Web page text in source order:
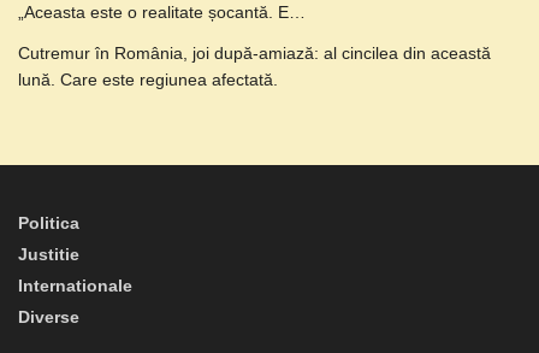
„Aceasta este o realitate șocantă. E…
Cutremur în România, joi după-amiază: al cincilea din această
lună. Care este regiunea afectată.
Politica
Justitie
Internationale
Diverse